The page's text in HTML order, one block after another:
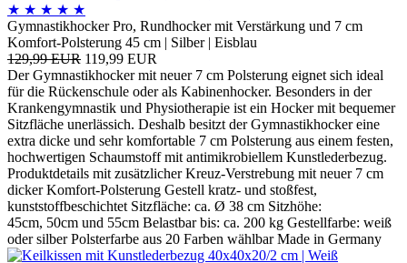
★ ★ ★ ★ ★
Gymnastikhocker Pro, Rundhocker mit Verstärkung und 7 cm
Komfort-Polsterung 45 cm | Silber | Eisblau
129,99 EUR 119,99 EUR
Der Gymnastikhocker mit neuer 7 cm Polsterung eignet sich ideal
für die Rückenschule oder als Kabinenhocker. Besonders in der
Krankengymnastik und Physiotherapie ist ein Hocker mit bequemer
Sitzfläche unerlässich. Deshalb besitzt der Gymnastikhocker eine
extra dicke und sehr komfortable 7 cm Polsterung aus einem festen,
hochwertigen Schaumstoff mit antimikrobiellem Kunstlederbezug.
Produktdetails mit zusätzlicher Kreuz-Verstrebung mit neuer 7 cm
dicker Komfort-Polsterung Gestell kratz- und stoßfest,
kunststoffbeschichtet Sitzfläche: ca. Ø 38 cm Sitzhöhe:
45cm, 50cm und 55cm Belastbar bis: ca. 200 kg Gestellfarbe: weiß
oder silber Polsterfarbe aus 20 Farben wählbar Made in Germany